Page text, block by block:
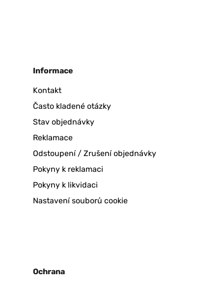
Informace
Kontakt
Často kladené otázky
Stav objednávky
Reklamace
Odstoupení / Zrušení objednávky
Pokyny k reklamaci
Pokyny k likvidaci
Nastavení souborů cookie
Ochrana